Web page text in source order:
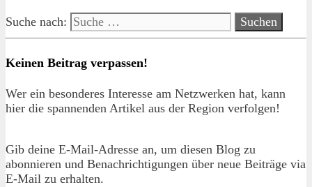
Suche nach:
Keinen Beitrag verpassen!
Wer ein besonderes Interesse am Netzwerken hat, kann
hier die spannenden Artikel aus der Region verfolgen!
Gib deine E-Mail-Adresse an, um diesen Blog zu
abonnieren und Benachrichtigungen über neue Beiträge via
E-Mail zu erhalten.